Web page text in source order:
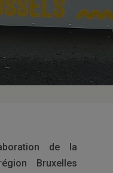
de la
Bruxelles